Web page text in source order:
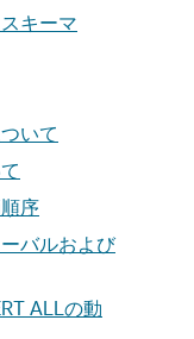
キーマ
いて
序
バルおよび
ALLの動